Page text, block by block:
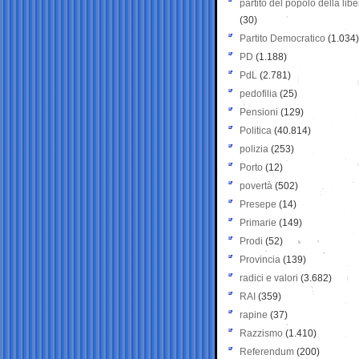
partito del popolo della
(30)
Partito Democratico (1.034)
PD (1.188)
PdL (2.781)
pedofilia (25)
Pensioni (129)
Politica (40.814)
polizia (253)
Porto (12)
povertà (502)
Presepe (14)
Primarie (149)
Prodi (52)
Provincia (139)
radici e valori (3.682)
RAI (359)
rapine (37)
Razzismo (1.410)
Referendum (200)